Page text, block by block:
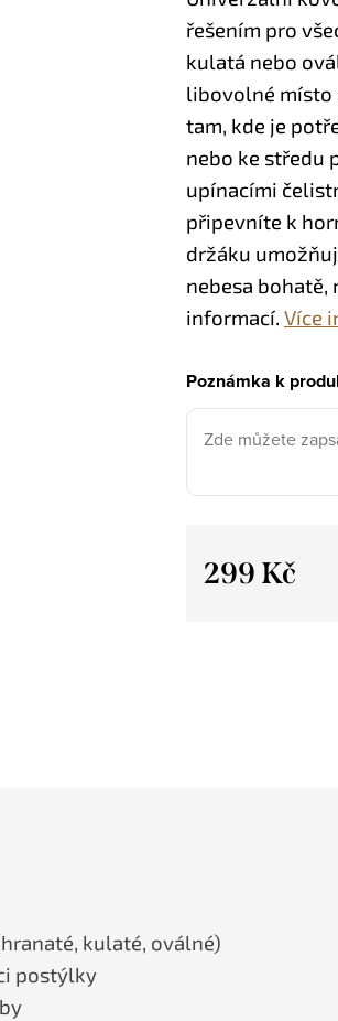
řešením pro
kulatá nebo
libovolné místo
tam, kde je
nebo ke středu
upínacími
připevníte k
držáku
nebesa bohatě,
informací. Více
Poznámka k
299 Kč
kulaté, oválné)
postýlky